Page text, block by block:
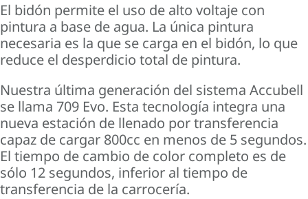
El bidón permite el uso de alto voltaje con
pintura a base de agua. La única pintura
necesaria es la que se carga en el bidón, lo que
reduce el desperdicio total de pintura.
Nuestra última generación del sistema Accubell
se llama 709 Evo. Esta tecnología integra una
nueva estación de llenado por transferencia
capaz de cargar 800cc en menos de 5 segundos.
El tiempo de cambio de color completo es de
sólo 12 segundos, inferior al tiempo de
transferencia de la carrocería.